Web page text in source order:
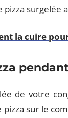
surgelée
la cuire
de votre
sur le